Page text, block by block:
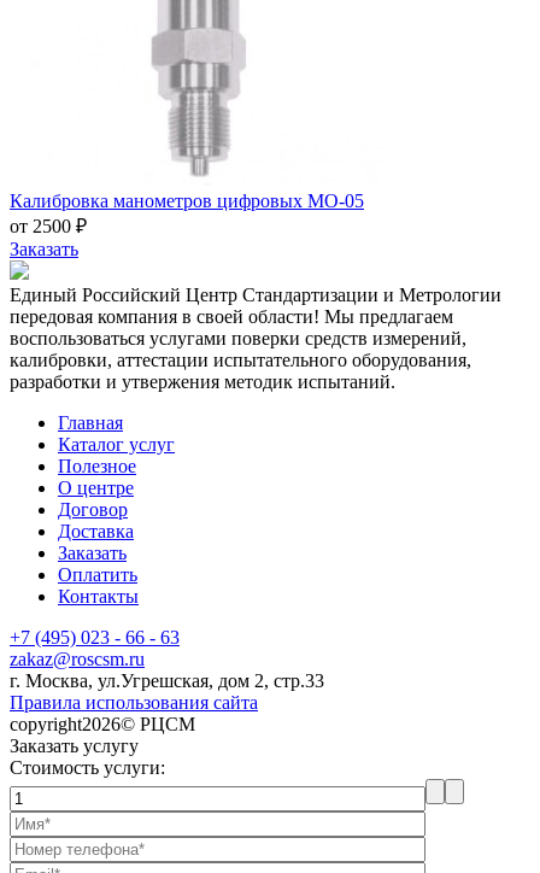
Калибровка манометров цифровых МО-05
от 2500 ₽
Заказать
Единый Российский Центр Стандартизации и Метрологии
передовая компания в своей области! Мы предлагаем
воспользоваться услугами поверки средств измерений,
калибровки, аттестации испытательного оборудования,
разработки и утвержения методик испытаний.
Главная
Каталог услуг
Полезное
О центре
Договор
Доставка
Заказать
Оплатить
Контакты
+7 (495) 023 - 66 - 63
zakaz@roscsm.ru
г. Москва, ул.Угрешская, дом 2, стр.33
Правила использования сайта
copyright2026© РЦСМ
Заказать услугу
Стоимость услуги: